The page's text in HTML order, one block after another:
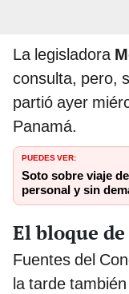
La legisladora
consulta, pero,
partió ayer
Panamá.
PUEDES VER:
Soto sobre viaje
personal y sin
El bloque
Fuentes del
la tarde